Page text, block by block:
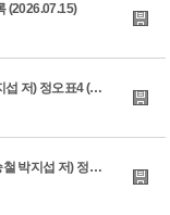
(2026.07.15)
[추록,정오표] 2026 세법 이론노트 (이승철 박지섭 저) 정오표4 (26.07.09)
[추록,정오표] 2026 세무회계연습 (정재연 이승철 박지섭 저) 정오표 4 (26.07.09)